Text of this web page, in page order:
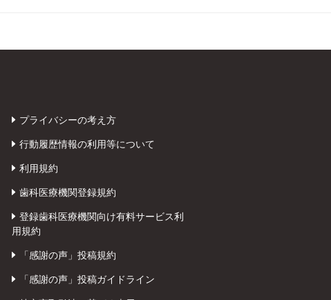
プライバシーの考え方
行動履歴情報の利用等について
利用規約
歯科医療機関登録規約
登録歯科医療機関向け有料サービス利
用規約
「感謝の声」投稿規約
「感謝の声」投稿ガイドライン